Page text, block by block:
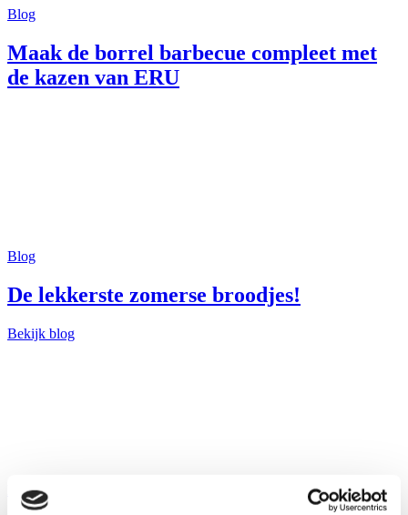
Blog
Maak de borrel barbecue compleet met
de kazen van ERU
Blog
De lekkerste zomerse broodjes!
Bekijk blog
Blog